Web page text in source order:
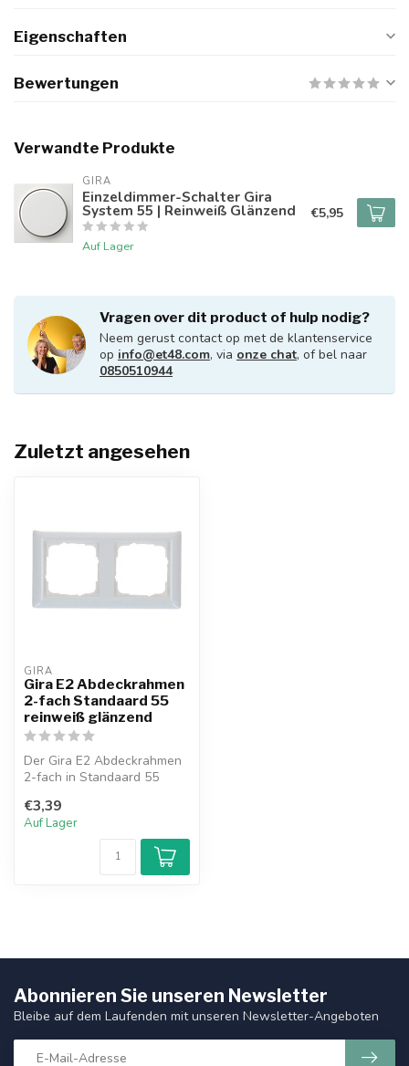
Eigenschaften
Bewertungen
Verwandte Produkte
GIRA
Einzeldimmer-Schalter Gira
System 55 | Reinweiß Glänzend
Auf Lager
€5,95
Vragen over dit product of hulp nodig?
Neem gerust contact op met de klantenservice
op info@et48.com, via onze chat, of bel naar
0850510944
Zuletzt angesehen
GIRA
Gira E2 Abdeckrahmen
2-fach Standaard 55
reinweiß glänzend
Der Gira E2 Abdeckrahmen
2-fach in Standaard 55
u...
€3,39
Auf Lager
Abonnieren Sie unseren Newsletter
Bleibe auf dem Laufenden mit unseren Newsletter-Angeboten